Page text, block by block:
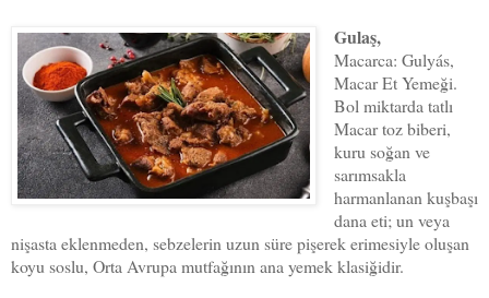
Gulaş,
Macarca: Gulyás,
Macar Et Yemeği.
Bol miktarda tatlı
Macar toz biberi,
kuru soğan ve
sarımsakla
harmanlanan kuşbaşı
dana eti; un veya
nişasta eklenmeden, sebzelerin uzun süre pişerek erimesiyle oluşan
koyu soslu, Orta Avrupa mutfağının ana yemek klasiğidir.